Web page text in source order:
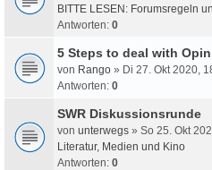
BITTE LESEN: Forumsregeln
Antworten: 0
5 Steps to deal with
von Rango » Di 27. Okt 2020,
Antworten: 0
SWR Diskussionsrunde
von unterwegs » So 25. Okt
Literatur, Medien und Kino
Antworten: 0